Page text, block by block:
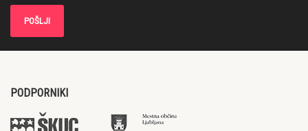
PODPORNIKI